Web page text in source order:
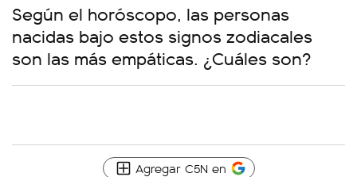
Según el horóscopo, las personas
nacidas bajo estos signos zodiacales
son las más empáticas. ¿Cuáles son?
Agregar C5N en